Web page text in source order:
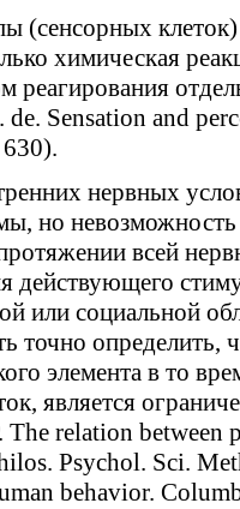
(сенсорных клеток)
химическая
реагирования
Sensation and
нервных
но
всей
действующего
или социальной
точно определить,
элемента в то
является
The relation
Psychol. Sci.
behavior.